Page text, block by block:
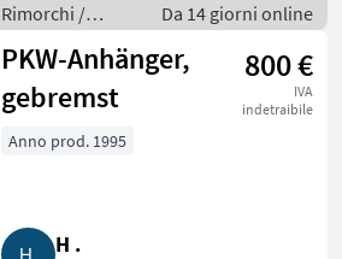
Rimorchi /
Rimorchi per
auto
Da 14 giorni online
PKW-Anhänger,
gebremst
800 €
IVA
indetraibile
Anno prod. 1995
H .